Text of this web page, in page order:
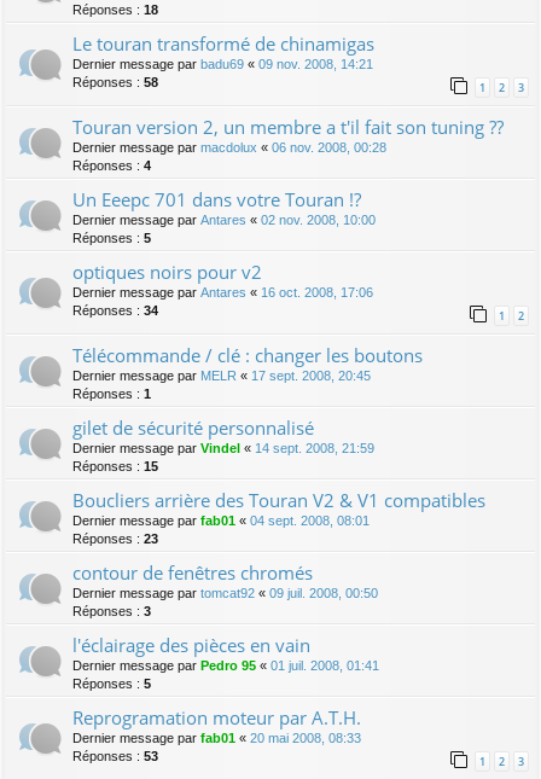
Réponses : 18
Le touran transformé de chinamigas
Dernier message par badu69 « 09 nov. 2008, 14:21
Réponses : 58 1 2 3
Touran version 2, un membre a t'il fait son tuning ??
Dernier message par macdolux « 06 nov. 2008, 00:28
Réponses : 4
Un Eeepc 701 dans votre Touran !?
Dernier message par Antares « 02 nov. 2008, 10:00
Réponses : 5
optiques noirs pour v2
Dernier message par Antares « 16 oct. 2008, 17:06
Réponses : 34 1 2
Télécommande / clé : changer les boutons
Dernier message par MELR « 17 sept. 2008, 20:45
Réponses : 1
gilet de sécurité personnalisé
Dernier message par Vindel « 14 sept. 2008, 21:59
Réponses : 15
Boucliers arrière des Touran V2 & V1 compatibles
Dernier message par fab01 « 04 sept. 2008, 08:01
Réponses : 23
contour de fenêtres chromés
Dernier message par tomcat92 « 09 juil. 2008, 00:50
Réponses : 3
l'éclairage des pièces en vain
Dernier message par Pedro 95 « 01 juil. 2008, 01:41
Réponses : 5
Reprogramation moteur par A.T.H.
Dernier message par fab01 « 20 mai 2008, 08:33
Réponses : 53 1 2 3